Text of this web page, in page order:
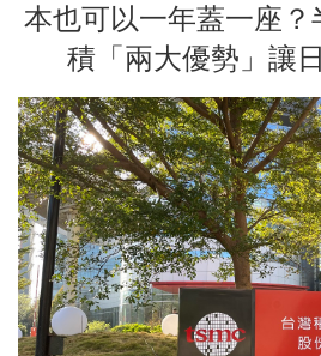
本也可以一年蓋一座
積「兩大優勢」讓